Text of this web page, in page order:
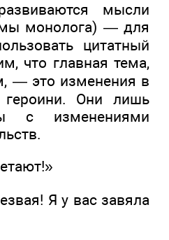
мысли
монолога) — для
цитатный
что главная тема,
— это изменения в
Они лишь
с изменениями
Я у вас завяла